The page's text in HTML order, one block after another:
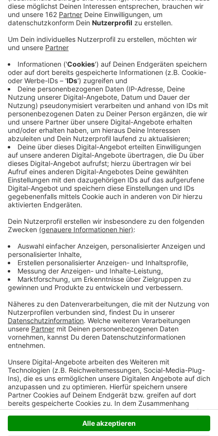
Anzeige
Anzeige
Die Stadtwerke Dinslaken machen Energie günstiger.
Ab dem 1. Januar 2025 zahlen Kunden in der
Grundversorgung weniger für Strom und Gas. Der
Arbeitspreis für Strom sinkt auf 33,98 Cent pro
Kilowattstunde, beim Gas auf 11,95 Cent. Kunden
profitieren damit von gesunkenen
Beschaffungskosten, auch wenn staatliche Umlagen
und Netznutzungsentgelte gestiegen sind.
Anzeige
Gleichzeitig erhöht sich der Servicepreis für Strom auf
204 Euro im Jahr, um gestiegene Kosten bei der
Netznutzung auszugleichen. Für Haushalte, die Strom
und Gas nutzen, bleibt unter dem Strich eine spürbare
Entlastung. Ein Musterhaushalt mit einem Verbrauch
von 2500 kWh Strom und 18.000 kWh Gas spart bis zu
300 Euro im Jahr. Weitere Informationen finden Kunden
auf derWebsite der Stadtwerke .
Anzeige